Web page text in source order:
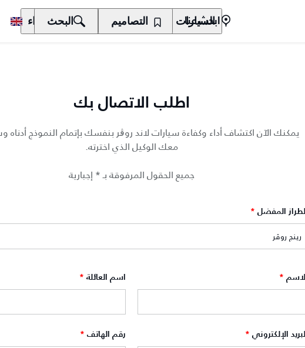
السيارات المالكون الاكتشاف الشراء ابحث عنا التصاميم البحث
اطلب الاتصال بك
يمكنك الآن اكتشاف أداء وكفاءة سيارات لاند روڨر بنفسك بإتمام النموذج
معك الوكيل الذي اخترته.
جميع الحقول المرفوقة بـ * إجبارية
الطراز المفضل *
الاسم * اسم العائلة *
البريد الإلكتروني * رقم الهاتف *